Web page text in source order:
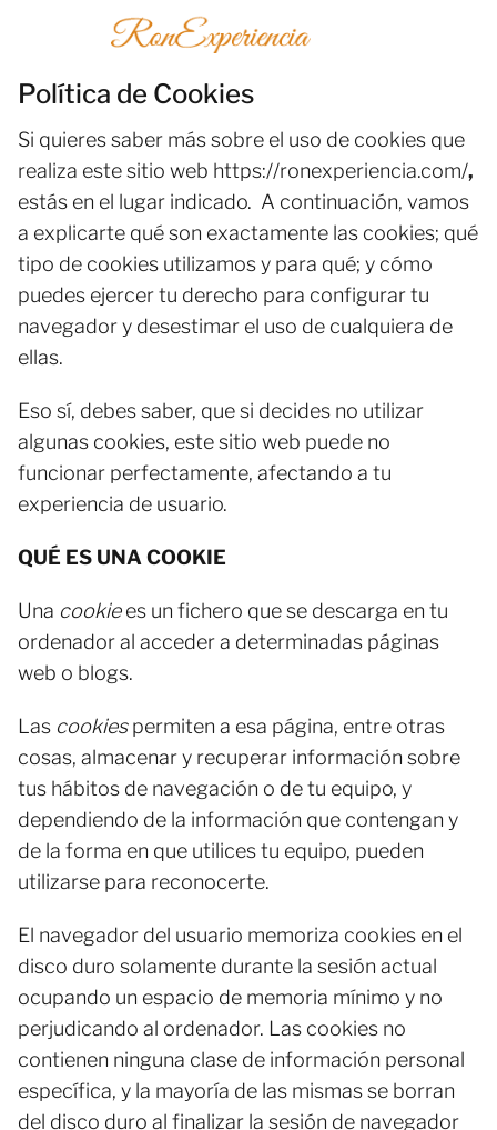
Política de Cookies
Si quieres saber más sobre el uso de cookies que
realiza este sitio web https://ronexperiencia.com/,
estás en el lugar indicado. A continuación, vamos
a explicarte qué son exactamente las cookies; qué
tipo de cookies utilizamos y para qué; y cómo
puedes ejercer tu derecho para configurar tu
navegador y desestimar el uso de cualquiera de
ellas.
Eso sí, debes saber, que si decides no utilizar
algunas cookies, este sitio web puede no
funcionar perfectamente, afectando a tu
experiencia de usuario.
QUÉ ES UNA COOKIE
Una cookiees un fichero que se descarga en tu
ordenador al acceder a determinadas páginas
web o blogs.
Las cookiespermiten a esa página, entre otras
cosas, almacenar y recuperar información sobre
tus hábitos de navegación o de tu equipo, y
dependiendo de la información que contengan y
de la forma en que utilices tu equipo, pueden
utilizarse para reconocerte.
El navegador del usuario memoriza cookies en el
disco duro solamente durante la sesión actual
ocupando un espacio de memoria mínimo y no
perjudicando al ordenador. Las cookies no
contienen ninguna clase de información personal
específica, y la mayoría de las mismas se borran
del disco duro al finalizar la sesión de navegador